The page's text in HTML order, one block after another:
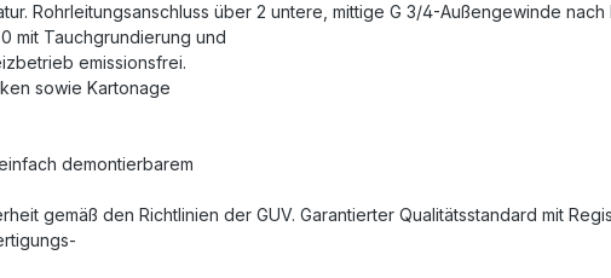
Rohrleitungsanschluss über 2 untere, mittige G 3/4-Außengewinde
mit Tauchgrundierung und
emissionsfrei.
sowie Kartonage
demontierbarem
gemäß den Richtlinien der GUV. Garantierter Qualitätsstandard mit